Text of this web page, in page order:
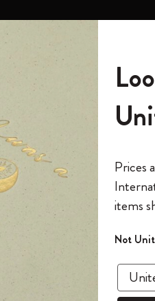
ノートブック
The Original Notebook
ミニノートブックチャーム
カイエ ＆ ジャーナル
ダイアリー
パーソナル・ダイアリー
12カ月ダイアリー
15ヶ月プランナー
ウィークリープランナー
すべて見る
スマートライティング・システ
モレスキンスマートスマート
アプリ・サービス
モレスキンスマート
Blackwing x モレスキン
Kaweco x モレスキン
ペン & ペンシル
Reframe サングラス
ムーミン コレクション
キム・ジョンギコレクション
「Alice's Adventures in
『ロード・オブ・ザ・リング
キム・ジョンギコレクション
Impressions of Impressionism コレ
ン
カサ・バトリョ 限定版コレク
ゴッホ美術館
すべて見る
バックパック
限定版バックパック
Shopper paper – made Collection
アートを愛する方への贈り物
プロフェッショナルへの贈り物
ミニマリストへの贈り物
マキシマリストへの贈り物
カントリー・テーマ・ピンズ
ション
プライドをいつも胸に
Mardi Mercredi × モレスキン
スマートライティング・シス
スマートノートブック
スマートダイアリー
Notes
モレスキン Journal
モレスキン Planner
パーソナライズサ
ービス
サブカテゴリ
リー
送料無料
セス
ェック
モ
*
*
6,500円以上のご購入で
ノートブック
「
Prices
items
Not